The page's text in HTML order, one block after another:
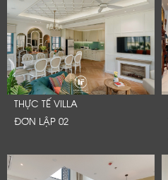
THỰC TẾ VILLA
ĐƠN LẬP 02